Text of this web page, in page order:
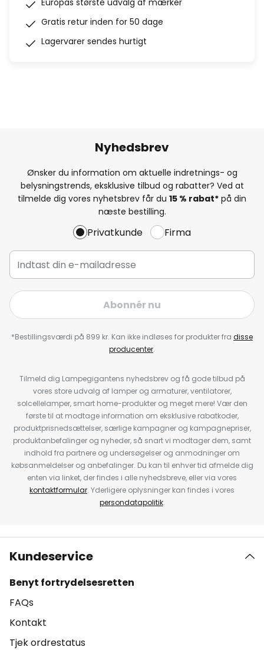
Europas største udvalg af mærker
Gratis retur inden for 50 dage
Lagervarer sendes hurtigt
Nyhedsbrev
Ønsker du information om aktuelle indretnings- og
belysningstrends, eksklusive tilbud og rabatter? Ved at
tilmelde dig vores nyhetsbrev får du 15 % rabat* på din
næste bestilling.
Privatkunde Firma
Abonnér nu
*Bestillingsværdi på 899 kr. Kan ikke indløses for produkter fra disse
producenter.
Tilmeld dig Lampegigantens nyhedsbrev og få gode tilbud på
vores store udvalg af lamper og armaturer, ventilatorer,
solcellelamper, smart home-produkter og meget mere! Vær den
første til at modtage information om eksklusive rabatkoder,
produktprisnedsættelser, særlige kampagner og kampagnepriser,
produktanbefalinger og nyheder, så snart vi modtager dem, samt
indhold fra partnere og undersøgelser og anmodninger om
købsanmeldelser og anbefalinger. Du kan til enhver tid afmelde dig
enten via linket, der findes i alle nyhedsbreve, eller via vores
kontaktformular. Yderligere oplysninger kan findes i vores
persondatapolitik.
Kundeservice
Benyt fortrydelsesretten
FAQs
Kontakt
Tjek ordrestatus